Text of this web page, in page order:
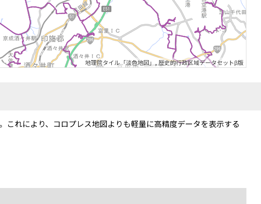
地理院タイル「淡色地図」 , 歴史的行政区域データセットβ版
これにより、コロプレス地図よりも軽量に高精度データを表示する